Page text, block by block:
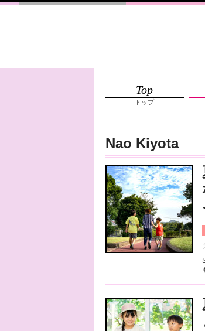
Top
トップ
Nao Kiyota